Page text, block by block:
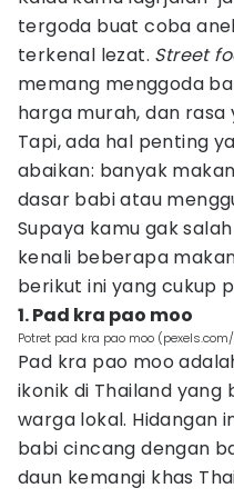
tergoda buat coba
terkenal lezat. Street
memang menggoda
harga murah, dan rasa
Tapi, ada hal penting
abaikan: banyak
dasar babi atau
Supaya kamu gak
kenali beberapa
berikut ini yang cukup
1. Pad kra pao moo
Potret pad kra pao moo
Pad kra pao moo
ikonik di Thailand yang
warga lokal. Hidangan
babi cincang dengan
daun kemangi khas